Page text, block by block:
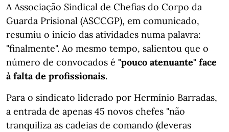
A Associação Sindical de Chefias do Corpo da
Guarda Prisional (ASCCGP), em comunicado,
resumiu o início das atividades numa palavra:
"finalmente". Ao mesmo tempo, salientou que o
número de convocados é "pouco atenuante" face
à falta de profissionais.
Para o sindicato liderado por Hermínio Barradas,
a entrada de apenas 45 novos chefes "não
tranquiliza as cadeias de comando (deveras